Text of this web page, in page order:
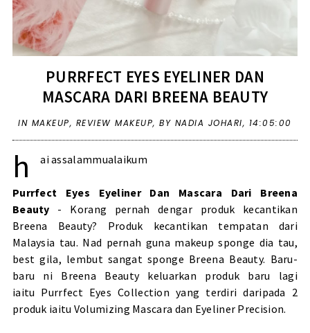
PURRFECT EYES EYELINER DAN
MASCARA DARI BREENA BEAUTY
IN MAKEUP, REVIEW MAKEUP,BY NADIA JOHARI, 14:05:00
h ai assalammualaikum
Purrfect Eyes Eyeliner Dan Mascara Dari Breena
Beauty - Korang pernah dengar produk kecantikan
Breena Beauty? Produk kecantikan tempatan dari
Malaysia tau. Nad pernah guna makeup sponge dia tau,
best gila, lembut sangat sponge Breena Beauty. Baru-
baru ni Breena Beauty keluarkan produk baru lagi
iaitu Purrfect Eyes Collection yang terdiri daripada 2
produk iaitu Volumizing Mascara dan Eyeliner Precision.